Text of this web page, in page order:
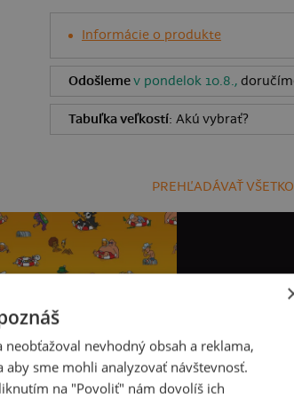
Informácie o produkte
Odošlemev pondelok 10.8.,
Tabuľka veľkostí: Akú vybrať?
PREHĽADÁVAŤ
nevhodný obsah a reklama,
sme mohli analyzovať návštevnosť.
na "Povoliť" nám dovolíš ich